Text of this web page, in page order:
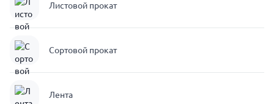
Листовой прокат
Сортовой прокат
Лента